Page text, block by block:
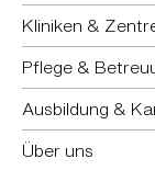
Kliniken &
Pflege &
Ausbildung &
Über uns